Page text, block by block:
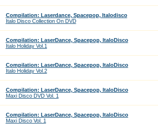
Compilation: Laserdance, Spacepop, Italodisco
Italo Disco Collection On DVD
Compilation: LaserDance, Spacepop, ItaloDisco
Italo Holiday Vol.1
Compilation: LaserDance, Spacepop, ItaloDisco
Italo Holiday Vol.2
Compilation: LaserDance, Spacepop, ItaloDisco
Maxi Disco DVD Vol. 1
Compilation: LaserDance, Spacepop, ItaloDisco
Maxi Disco Vol. 1